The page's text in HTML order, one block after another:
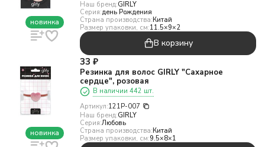
новинка
Наш бренд:GIRLY
Серия:день Рождения
Страна производства:Китай
Размер упаковки, см:11.5×9×2
В корзину
новинка
33 ₽
Резинка для волос GIRLY "Сахарное
сердце", розовая
В наличии 442 шт.
Артикул:121P-007
Наш бренд:GIRLY
Серия:Любовь
Страна производства:Китай
Размер упаковки, см:9.5×8×1